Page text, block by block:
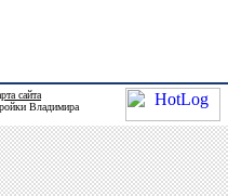
сайта
Владимира